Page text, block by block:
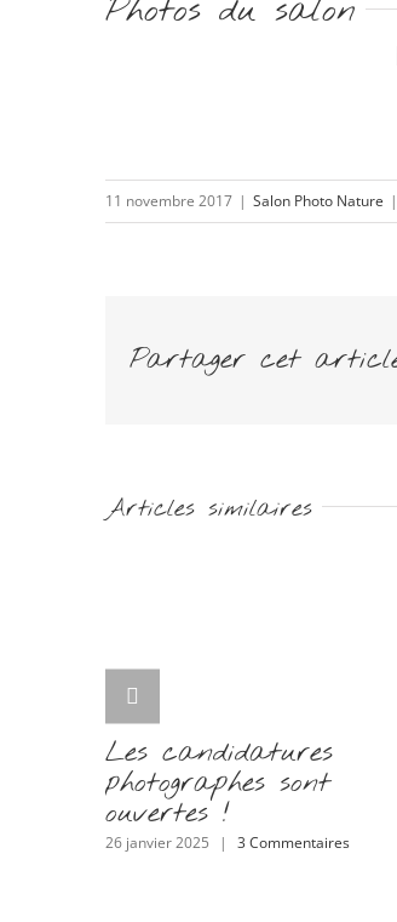
Photos du salon
11 novembre 2017 | Salon Photo Nature |
Partager cet
Articles similaires
Les candidatures
photographes sont
ouvertes !
26 janvier 2025 | 3 Commentaires